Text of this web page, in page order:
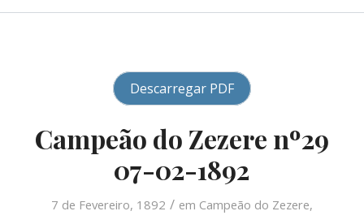
Descarregar PDF
Campeão do Zezere nº29
07-02-1892
7 de Fevereiro, 1892 / em Campeão do Zezere,